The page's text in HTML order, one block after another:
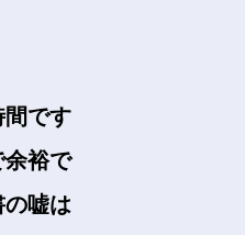
間です
余裕で
嘘は